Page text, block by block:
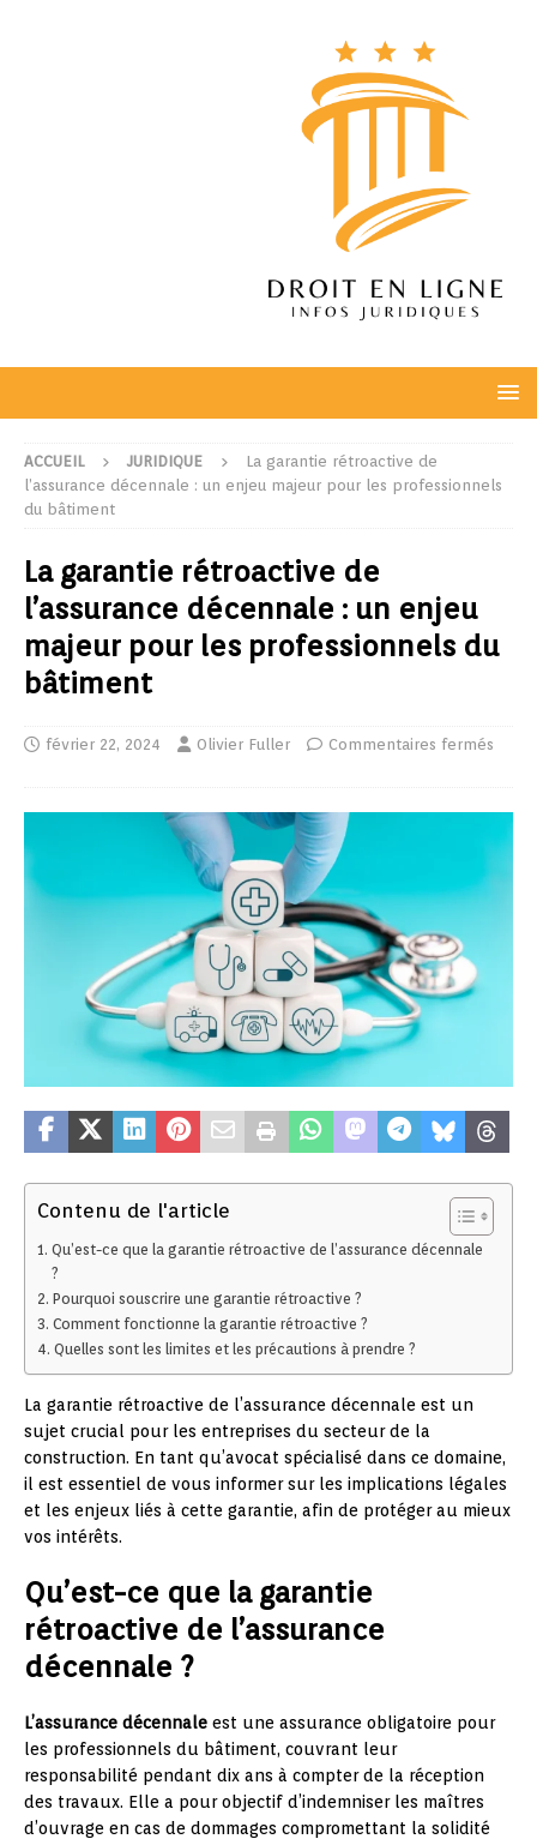
ACCUEIL JURIDIQUE
La garantie rétroactive de
l’assurance décennale : un enjeu majeur pour les professionnels
du bâtiment
La garantie rétroactive de
l’assurance décennale : un enjeu
majeur pour les professionnels du
bâtiment
février 22, 2024 Olivier Fuller Commentaires fermés
Contenu de l'article
Qu’est-ce que la garantie rétroactive de l’assurance décennale
?
Pourquoi souscrire une garantie rétroactive ?
Comment fonctionne la garantie rétroactive ?
Quelles sont les limites et les précautions à prendre ?
La garantie rétroactive de l’assurance décennale est un
sujet crucial pour les entreprises du secteur de la
construction. En tant qu’avocat spécialisé dans ce domaine,
il est essentiel de vous informer sur les implications légales
et les enjeux liés à cette garantie, afin de protéger au mieux
vos intérêts.
Qu’est-ce que la garantie
rétroactive de l’assurance
décennale ?
L’assurance décennale est une assurance obligatoire pour
les professionnels du bâtiment, couvrant leur
responsabilité pendant dix ans à compter de la réception
des travaux. Elle a pour objectif d’indemniser les maîtres
d’ouvrage en cas de dommages compromettant la solidité